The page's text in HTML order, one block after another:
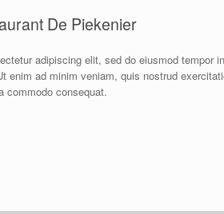
De Piekenier
adipiscing elit, sed do eiusmod tempor
enim ad minim veniam, quis nostrud
commodo consequat.